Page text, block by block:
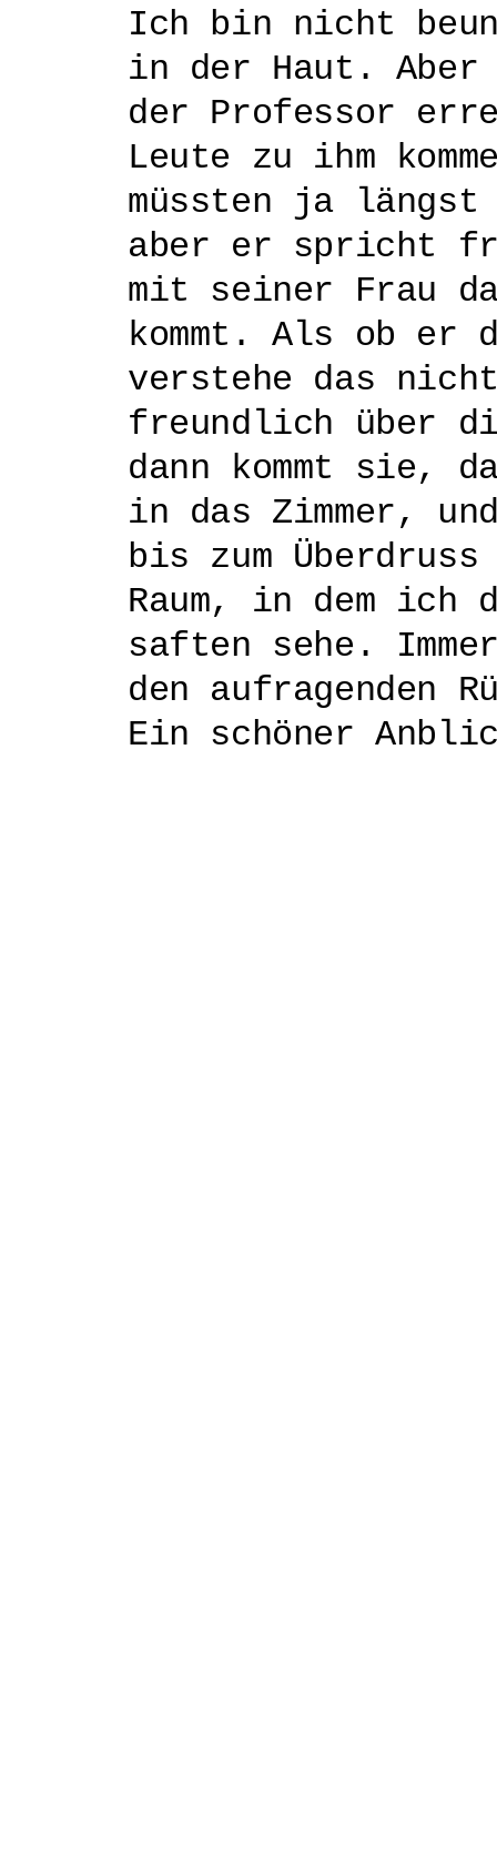
Ich bin nicht
in der Haut.
der Professor
Leute zu ihm
müssten ja
aber er spricht
mit seiner Frau
kommt. Als ob
verstehe das
freundlich über
dann kommt sie,
in das Zimmer,
bis zum
Raum, in dem ich
saften sehe.
den aufragenden
Ein schöner